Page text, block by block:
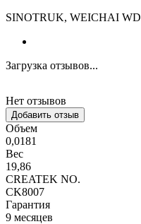
SINOTRUK, WEICHAI
Загрузка отзывов...
Нет отзывов
Добавить отзыв
Объем
0,0181
Вес
19,86
CREATEK NO.
CK8007
Гарантия
9 месяцев